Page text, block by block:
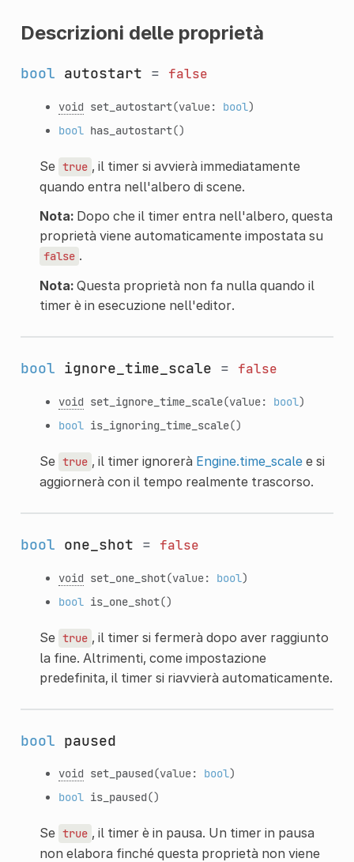
Descrizioni delle proprietà
bool autostart = false
void set_autostart(value: bool)
bool has_autostart()
Se true , il timer si avvierà immediatamente
quando entra nell'albero di scene.
Nota:Dopo che il timer entra nell'albero, questa
proprietà viene automaticamente impostata su
false .
Nota:Questa proprietà non fa nulla quando il
timer è in esecuzione nell'editor.
bool ignore_time_scale = false
void set_ignore_time_scale(value: bool)
bool is_ignoring_time_scale()
Se true , il timer ignorerà Engine.time_scalee si
aggiornerà con il tempo realmente trascorso.
bool one_shot = false
void set_one_shot(value: bool)
bool is_one_shot()
Se true , il timer si fermerà dopo aver raggiunto
la fine. Altrimenti, come impostazione
predefinita, il timer si riavvierà automaticamente.
bool paused
void set_paused(value: bool)
bool is_paused()
Se true , il timer è in pausa. Un timer in pausa
non elabora finché questa proprietà non viene